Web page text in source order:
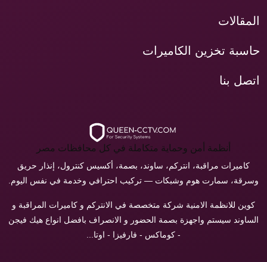
المقالات
حاسبة تخزين الكاميرات
اتصل بنا
أنظمة أمن وحماية متكاملة في كل محافظات مصر
كاميرات مراقبة، انتركم، ساوند، بصمة، أكسيس كنترول، إنذار حريق
وسرقة، سمارت هوم وشبكات — تركيب احترافي وخدمة في نفس اليوم.
كوين للانظمة الامنية شركة متخصصة في الانتركم و كاميرات المراقبة و
الساوند سيستم واجهزة بصمة الحضور و الانصراف بافضل انواع هيك فيجن
- كوماكس - فارفيزا - اوتا...